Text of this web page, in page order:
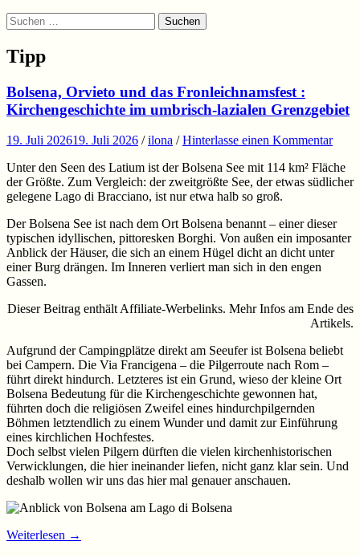
Suchen
Suchen
nach:
Tipp
Bolsena, Orvieto und das Fronleichnamsfest :
Kirchengeschichte im umbrisch-lazialen Grenzgebiet
19. Juli 202619. Juli 2026 /ilona /Hinterlasse einen Kommentar
Unter den Seen des Latium ist der Bolsena See mit 114 km² Fläche
der Größte. Zum Vergleich: der zweitgrößte See, der etwas südlicher
gelegene Lago di Bracciano, ist nur etwa halb so groß.
Der Bolsena See ist nach dem Ort Bolsena benannt – einer dieser
typischen idyllischen, pittoresken Borghi. Von außen ein imposanter
Anblick der Häuser, die sich an einem Hügel dicht an dicht unter
einer Burg drängen. Im Inneren verliert man sich in den engen
Gassen.
Dieser Beitrag enthält Affiliate-Werbelinks. Mehr Infos am Ende des
Artikels.
Aufgrund der Campingplätze direkt am Seeufer ist Bolsena beliebt
bei Campern. Die Via Francigena – die Pilgerroute nach Rom –
führt direkt hindurch. Letzteres ist ein Grund, wieso der kleine Ort
Bolsena Bedeutung für die Kirchengeschichte gewonnen hat,
führten doch die religiösen Zweifel eines hindurchpilgernden
Böhmen letztendlich zu einem Wunder und damit zur Einführung
eines kirchlichen Hochfestes.
Doch selbst vielen Pilgern dürften die vielen kirchenhistorischen
Verwicklungen, die hier ineinander liefen, nicht ganz klar sein. Und
deshalb wollen wir uns das hier mal genauer anschauen.
Weiterlesen →